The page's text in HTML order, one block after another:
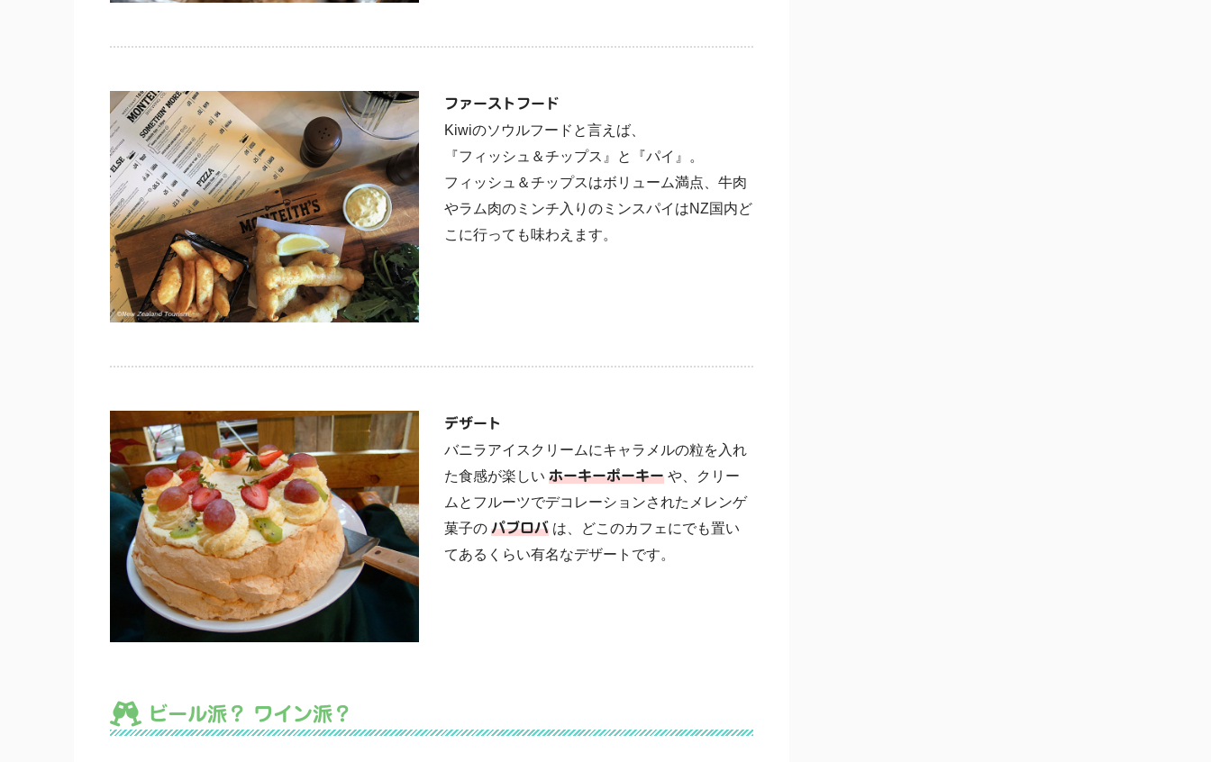
ファーストフード
Kiwiのソウルフードと言えば、
『フィッシュ＆チップス』と『パイ』。
フィッシュ＆チップスはボリューム満点、牛肉
やラム肉のミンチ入りのミンスパイはNZ国内ど
こに行っても味わえます。
デザート
バニラアイスクリームにキャラメルの粒を入れ
た食感が楽しいホーキーポーキー や、クリー
ムとフルーツでデコレーションされたメレンゲ
菓子のパブロバ は、どこのカフェにでも置い
てあるくらい有名なデザートです。
ビール派？ ワイン派？